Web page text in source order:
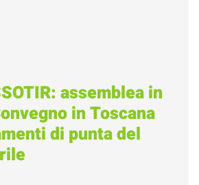
assemblea in
in Toscana
di punta del